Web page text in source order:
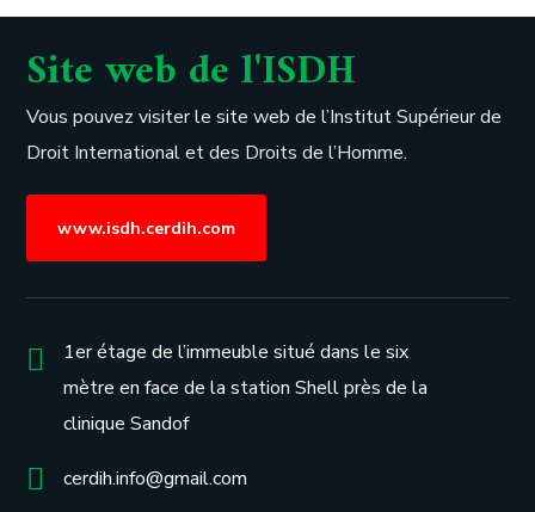
Site web de l'ISDH
Vous pouvez visiter le site web de l’Institut Supérieur de
Droit International et des Droits de l’Homme.
www.isdh.cerdih.com
1er étage de l’immeuble situé dans le six
mètre en face de la station Shell près de la
clinique Sandof
cerdih.info@gmail.com